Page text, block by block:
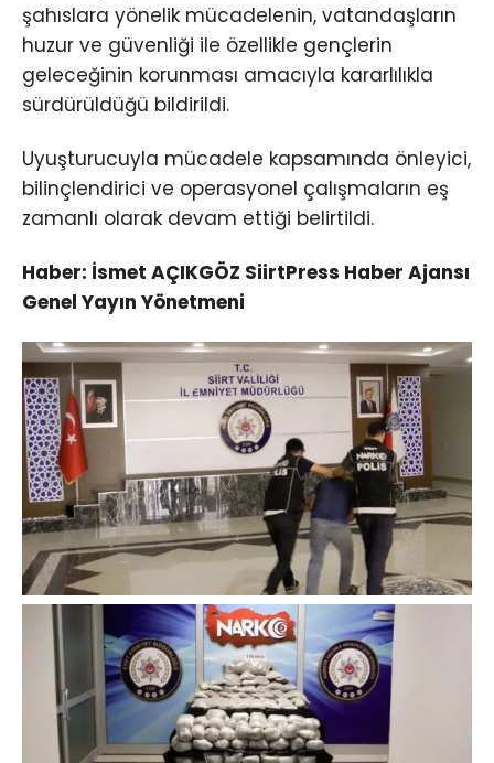
şahıslara yönelik mücadelenin, vatandaşların
huzur ve güvenliği ile özellikle gençlerin
geleceğinin korunması amacıyla kararlılıkla
sürdürüldüğü bildirildi.
Uyuşturucuyla mücadele kapsamında önleyici,
bilinçlendirici ve operasyonel çalışmaların eş
zamanlı olarak devam ettiği belirtildi.
Haber: İsmet AÇIKGÖZ SiirtPress Haber Ajansı
Genel Yayın Yönetmeni